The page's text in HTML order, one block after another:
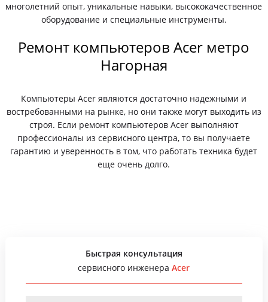
многолетний опыт, уникальные навыки, высококачественное
оборудование и специальные инструменты.
Ремонт компьютеров Acer метро
Нагорная
Компьютеры Acer являются достаточно надежными и
востребованными на рынке, но они также могут выходить из
строя. Если ремонт компьютеров Acer выполняют
профессионалы из сервисного центра, то вы получаете
гарантию и уверенность в том, что работать техника будет
еще очень долго.
Быстрая консультация
сервисного инженераAcer